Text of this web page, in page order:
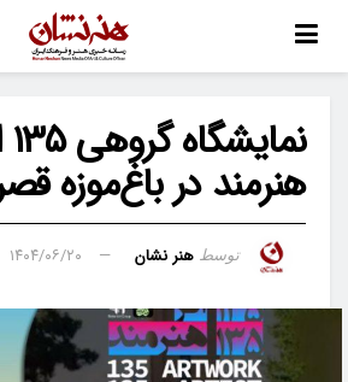
هنرمند در باغ‌موزه
توسط هنر نشان ۱۴۰۴/۰۶/۲۰